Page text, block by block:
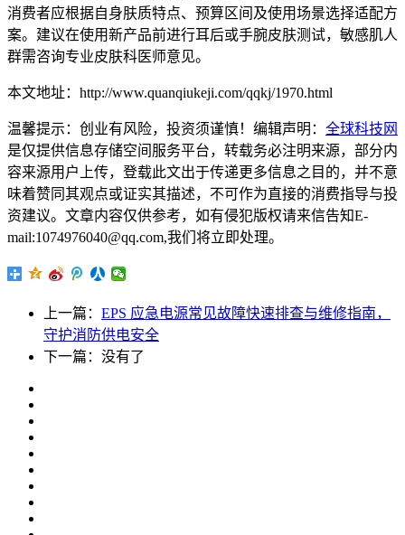
消费者应根据自身肤质特点、预算区间及使用场景选择适配方
案。建议在使用新产品前进行耳后或手腕皮肤测试，敏感肌人
群需咨询专业皮肤科医师意见。
本文地址：http://www.quanqiukeji.com/qqkj/1970.html
温馨提示：创业有风险，投资须谨慎！编辑声明： 全球科技网
是仅提供信息存储空间服务平台，转载务必注明来源，部分内
容来源用户上传，登载此文出于传递更多信息之目的，并不意
味着赞同其观点或证实其描述，不可作为直接的消费指导与投
资建议。文章内容仅供参考，如有侵犯版权请来信告知E-
mail:1074976040@qq.com,我们将立即处理。
上一篇： EPS 应急电源常见故障快速排查与维修指南，
守护消防供电安全
下一篇：没有了